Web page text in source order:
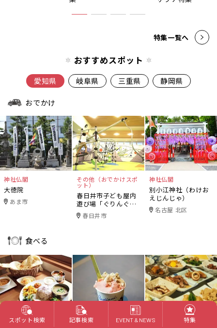
特集一覧へ
おすすめスポット
愛知県 岐阜県 三重県 静岡県
おでかけ
神社仏閣
大徳院
あま市
その他（おでかけスポ
ット）
春日井市子ども屋内
遊び場「ぐりんぐり
ん」春日井市
神社仏閣
別小江神社（わけお
えじんじゃ）
名古屋 北区
食べる
カレー 洋菓子 居酒屋
スポット検索 記事検索 EVENT & NEWS 特集